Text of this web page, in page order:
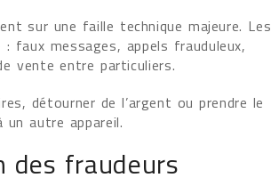
sur une faille technique majeure. Les
faux messages, appels frauduleux,
vente entre particuliers.
détourner de l’argent ou prendre le
un autre appareil.
des fraudeurs